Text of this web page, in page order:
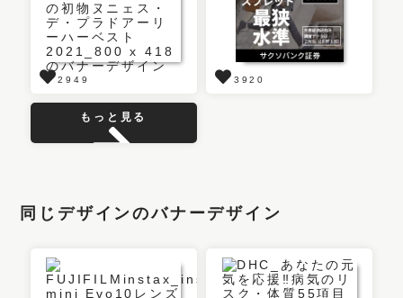
2949 3920
もっと見る
同じデザインのバナーデザイン